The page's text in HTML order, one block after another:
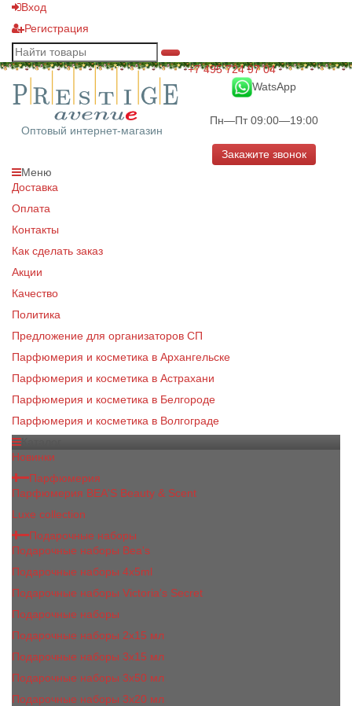
Вход
Регистрация
Оптовый интернет-магазин
+7 495 724 97 04
WatsApp
Пн—Пт 09:00—19:00
Закажите звонок
Меню
Доставка
Оплата
Контакты
Как сделать заказ
Акции
Качество
Политика
Предложение для организаторов СП
Парфюмерия и косметика в Архангельске
Парфюмерия и косметика в Астрахани
Парфюмерия и косметика в Белгороде
Парфюмерия и косметика в Волгограде
Новинки
Парфюмерия
Парфюмерия BEA'S Beauty & Scent
Luxe collection
Подарочные наборы
Подарочные наборы Bea's
Подарочные наборы 4х5ml
Подарочные наборы Victoria's Secret
Подарочные наборы
Подарочные наборы 2x15 мл
Подарочные наборы 3х15 мл
Подарочные наборы 3x50 мл
Подарочные наборы 3x20 мл